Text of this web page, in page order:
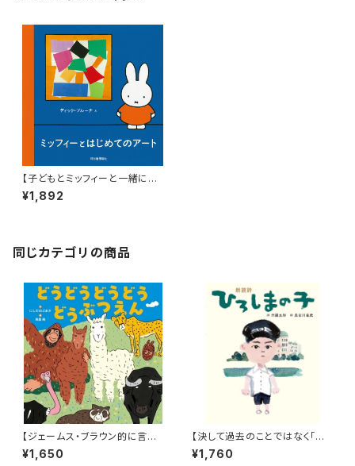
【子どもとミッフィーと一緒にア
ートを楽しもう！】『ミッフィーと
はじめてのアート』
¥1,892
同じカテゴリの商品
【ジェームス・ブラウン的に言え
ば「ゲロッパ！」的な絵本！】『どう
どうどうどう どうぶつえん』
¥1,650
【決して過去のことではなく「こ
れから」に繋げるために】『朗読
詩 ひろしまの子』
¥1,760